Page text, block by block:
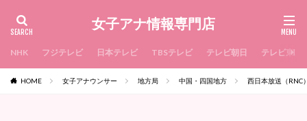
女子アナ情報専門店
NHK フジテレビ 日本テレビ TBSテレビ テレビ朝日 テレビ東京
HOME 女子アナウンサー 地方局 中国・四国地方 西日本放送（RNC